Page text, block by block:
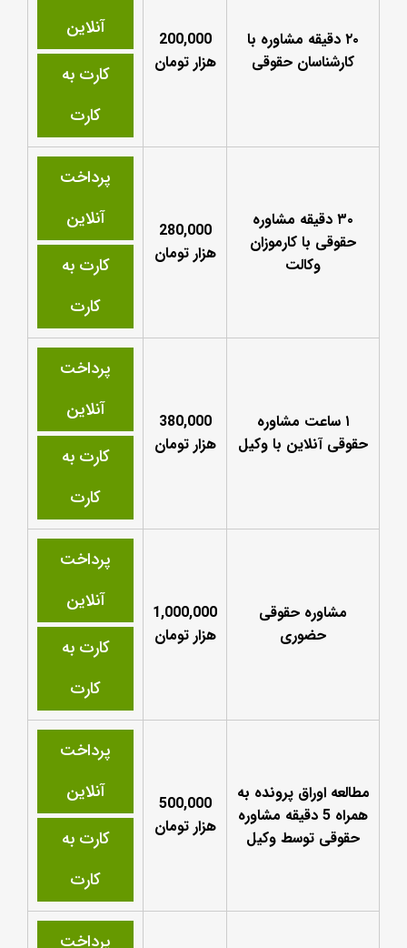
۲۰ دقیقه مشاوره با
کارشناسان حقوقی
200,000
هزار تومان
آنلاین
کارت به
کارت
۳۰ دقیقه مشاوره
حقوقی با کارموزان
وکالت
280,000
هزار تومان
پرداخت
آنلاین
کارت به
کارت
۱ ساعت مشاوره
حقوقی آنلاین با وکیل
380,000
هزار تومان
پرداخت
آنلاین
کارت به
کارت
مشاوره حقوقی
حضوری
1,000,000
هزار تومان
پرداخت
آنلاین
کارت به
کارت
مطالعه اوراق پرونده به
همراه 5 دقیقه مشاوره
حقوقی توسط وکیل
500,000
هزار تومان
پرداخت
آنلاین
کارت به
کارت
پرداخت